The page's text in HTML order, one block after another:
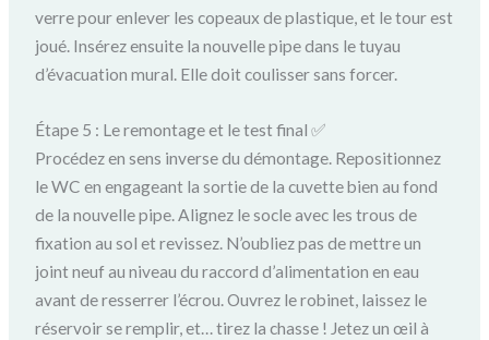
verre pour enlever les copeaux de plastique, et le tour est
joué. Insérez ensuite la nouvelle pipe dans le tuyau
d’évacuation mural. Elle doit coulisser sans forcer.
Étape 5 : Le remontage et le test final ✅
Procédez en sens inverse du démontage. Repositionnez
le WC en engageant la sortie de la cuvette bien au fond
de la nouvelle pipe. Alignez le socle avec les trous de
fixation au sol et revissez. N’oubliez pas de mettre un
joint neuf au niveau du raccord d’alimentation en eau
avant de resserrer l’écrou. Ouvrez le robinet, laissez le
réservoir se remplir, et… tirez la chasse ! Jetez un œil à